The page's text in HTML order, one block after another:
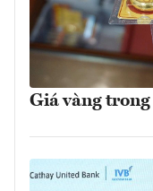
Giá vàng